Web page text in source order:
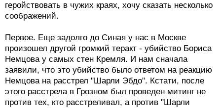
геройствовать в чужих краях, хочу сказать несколько
соображений.
Первое. Еще задолго до Синая у нас в Москве
произошел другой громкий теракт - убийство Бориса
Немцова у самых стен Кремля. И нам сначала
заявили, что это убийство было ответом на реакцию
Немцова на расстрел "Шарли Эбдо". Кстати, после
этого расстрела в Грозном был проведен митинг не
против тех, кто расстреливал, а против "Шарли